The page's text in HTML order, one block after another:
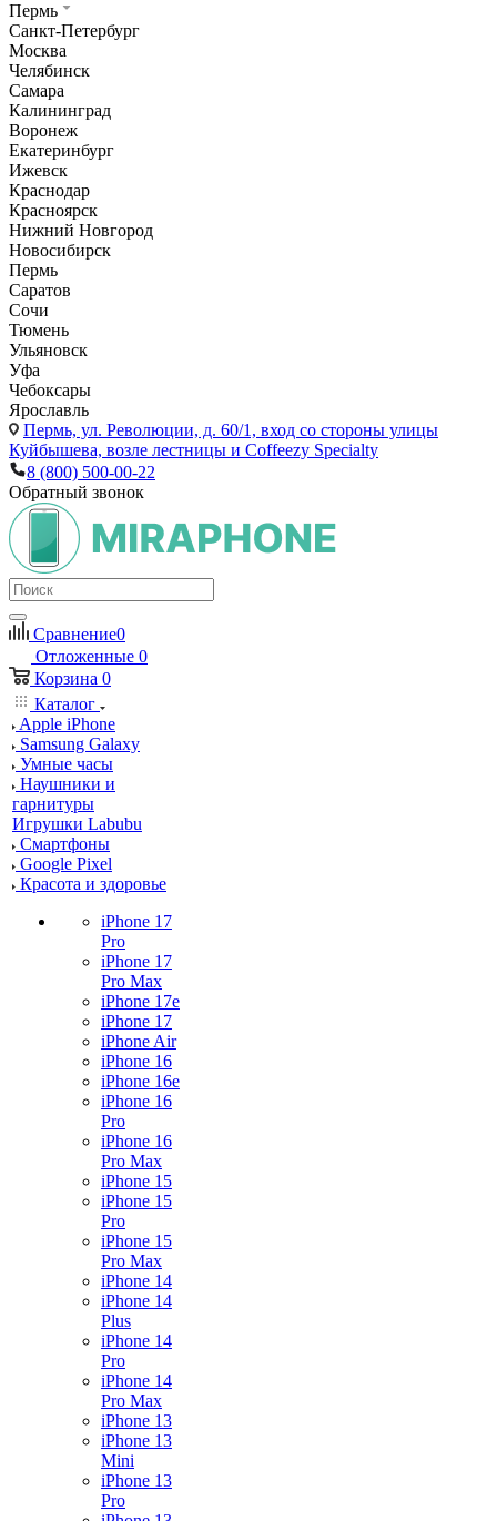
Пермь
Санкт-Петербург
Москва
Челябинск
Самара
Калининград
Воронеж
Екатеринбург
Ижевск
Краснодар
Красноярск
Нижний Новгород
Новосибирск
Пермь
Саратов
Сочи
Тюмень
Ульяновск
Уфа
Чебоксары
Ярославль
Пермь, ул. Революции, д. 60/1, вход со стороны улицы
Куйбышева, возле лестницы и Coffeezy Specialty
8 (800) 500-00-22
Обратный звонок
Сравнение0
Отложенные 0
Корзина 0
Каталог
Apple iPhone
Samsung Galaxy
Умные часы
Наушники и
гарнитуры
Игрушки Labubu
Смартфоны
Google Pixel
Красота и здоровье
iPhone 17
Pro
iPhone 17
Pro Max
iPhone 17e
iPhone 17
iPhone Air
iPhone 16
iPhone 16e
iPhone 16
Pro
iPhone 16
Pro Max
iPhone 15
iPhone 15
Pro
iPhone 15
Pro Max
iPhone 14
iPhone 14
Plus
iPhone 14
Pro
iPhone 14
Pro Max
iPhone 13
iPhone 13
Mini
iPhone 13
Pro